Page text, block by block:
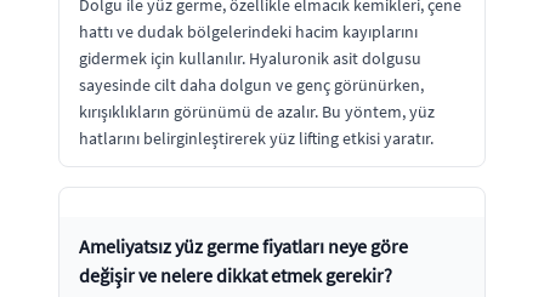
Dolgu ile yüz germe, özellikle elmacık kemikleri, çene
hattı ve dudak bölgelerindeki hacim kayıplarını
gidermek için kullanılır. Hyaluronik asit dolgusu
sayesinde cilt daha dolgun ve genç görünürken,
kırışıklıkların görünümü de azalır. Bu yöntem, yüz
hatlarını belirginleştirerek yüz lifting etkisi yaratır.
Ameliyatsız yüz germe fiyatları neye göre
değişir ve nelere dikkat etmek gerekir?